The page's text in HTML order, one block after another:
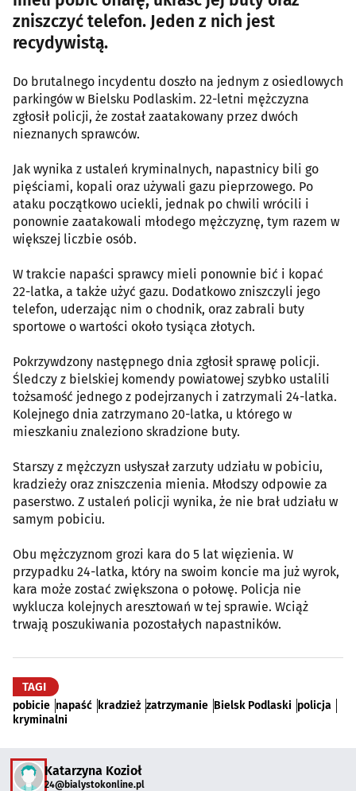
zniszczyć telefon. Jeden z nich jest
recydywistą.
Do brutalnego incydentu doszło na jednym z osiedlowych
parkingów w Bielsku Podlaskim. 22-letni mężczyzna
zgłosił policji, że został zaatakowany przez dwóch
nieznanych sprawców.
Jak wynika z ustaleń kryminalnych, napastnicy bili go
pięściami, kopali oraz używali gazu pieprzowego. Po
ataku początkowo uciekli, jednak po chwili wrócili i
ponownie zaatakowali młodego mężczyznę, tym razem w
większej liczbie osób.
W trakcie napaści sprawcy mieli ponownie bić i kopać
22-latka, a także użyć gazu. Dodatkowo zniszczyli jego
telefon, uderzając nim o chodnik, oraz zabrali buty
sportowe o wartości około tysiąca złotych.
Pokrzywdzony następnego dnia zgłosił sprawę policji.
Śledczy z bielskiej komendy powiatowej szybko ustalili
tożsamość jednego z podejrzanych i zatrzymali 24-latka.
Kolejnego dnia zatrzymano 20-latka, u którego w
mieszkaniu znaleziono skradzione buty.
Starszy z mężczyzn usłyszał zarzuty udziału w pobiciu,
kradzieży oraz zniszczenia mienia. Młodszy odpowie za
paserstwo. Z ustaleń policji wynika, że nie brał udziału w
samym pobiciu.
Obu mężczyznom grozi kara do 5 lat więzienia. W
przypadku 24-latka, który na swoim koncie ma już wyrok,
kara może zostać zwiększona o połowę. Policja nie
wyklucza kolejnych aresztowań w tej sprawie. Wciąż
trwają poszukiwania pozostałych napastników.
TAGI
pobicie napaść kradzież zatrzymanie Bielsk Podlaski policja
kryminalni
Katarzyna Kozioł
24@bialystokonline.pl